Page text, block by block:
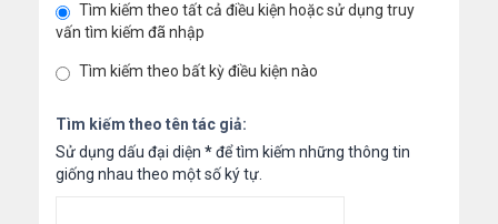
Tìm kiếm theo tất cả điều kiện hoặc sử dụng truy
vấn tìm kiếm đã nhập
Tìm kiếm theo bất kỳ điều kiện nào
Tìm kiếm theo tên tác giả:
Sử dụng dấu đại diện *để tìm kiếm những thông tin
giống nhau theo một số ký tự.